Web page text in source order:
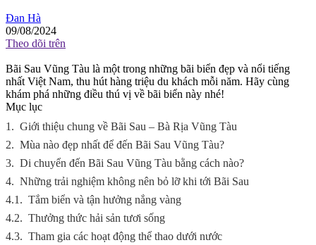
Đan Hà
09/08/2024
Theo dõi trên
Bãi Sau Vũng Tàu là một trong những bãi biển đẹp và nổi tiếng
nhất Việt Nam, thu hút hàng triệu du khách mỗi năm. Hãy cùng
khám phá những điều thú vị về bãi biển này nhé!
Mục lục
1. Giới thiệu chung về Bãi Sau – Bà Rịa Vũng Tàu
2. Mùa nào đẹp nhất để đến Bãi Sau Vũng Tàu?
3. Di chuyển đến Bãi Sau Vũng Tàu bằng cách nào?
4. Những trải nghiệm không nên bỏ lỡ khi tới Bãi Sau
4.1. Tắm biển và tận hưởng nắng vàng
4.2. Thưởng thức hải sản tươi sống
4.3. Tham gia các hoạt động thể thao dưới nước